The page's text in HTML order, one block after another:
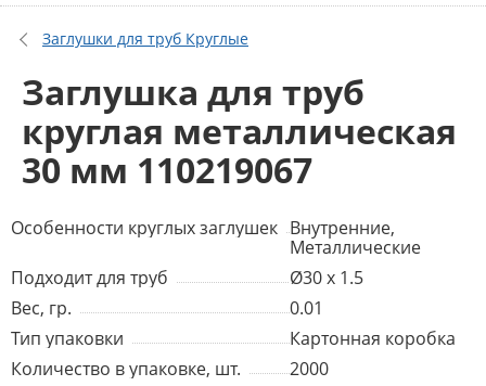
Заглушки для труб Круглые
Заглушка для труб
круглая металлическая
30 мм 110219067
Особенности круглых заглушек Внутренние,
Металлические
Подходит для труб
Ø30 x 1.5
Вес, гр.
0.01
Тип упаковки
Картонная коробка
Количество в упаковке, шт.
2000